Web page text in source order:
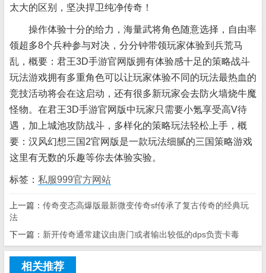
太大的区别，坚决捍卫纯净传奇！
操作体验十分的给力，海量武将角色随意选择，自由率
领超多8个兵种参与对决，分分钟带领玩家体验到兵荒马
乱，概要：君王3D手游官网版拥有体验感十足的策略战斗
玩法游戏拥有多重角色可以让玩家体验不同的玩法最热血的
竞技活动将会在这启动，还有很多新玩家会去防火墙烧牛魔
怪物。在君王3D手游官网版中玩家只需要小氪享受高V待
遇，加上城池攻防战斗，多样化的策略玩法轻松上手，概
要：汉风幻想三国2官网版是一款玩法细腻的三国策略游戏
这里有无数的乐趣等你去体验实验。
标签： 私服999官方网站
上一篇： 传奇变态高爆版最新微变传奇sf传承了复古传奇的经典玩
法
下一篇： 新开传奇通常建议由唐门或者输出较低的dps负责卡毒
相关推荐